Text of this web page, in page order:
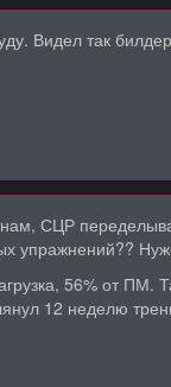
Видел так
СЦР
упражнений??
56% от ПМ.
12 неделю